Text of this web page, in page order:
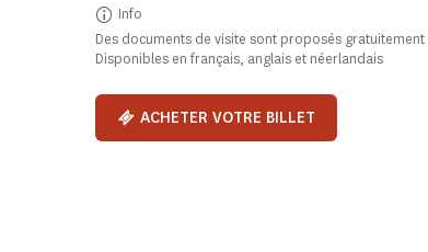
Info
Des documents de visite sont proposés
Disponibles en français, anglais et néerlandais
ACHETER VOTRE BILLET